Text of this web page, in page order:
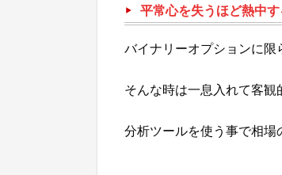
平常心を失うほど熱中
バイナリーオプションに限
そんな時は一息入れて客観
分析ツールを使う事で相場